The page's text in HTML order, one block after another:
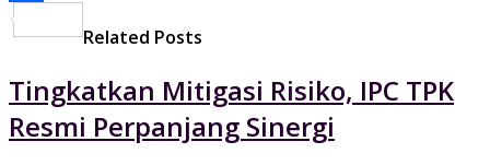
Related Posts
Tingkatkan Mitigasi Risiko, IPC TPK
Resmi Perpanjang Sinergi